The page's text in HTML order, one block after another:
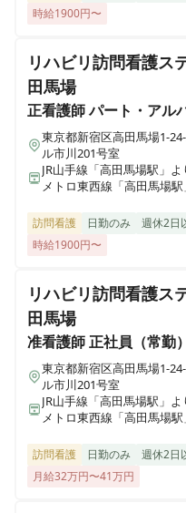
時給1900円〜
リハビリ訪問看護ス
田馬場
正看護師パート・アル
東京都新宿区高田馬場1-
ル市川201号室
JR山手線「高田馬場駅」
メトロ東西線「高田馬場
徒歩9分
訪問看護 日勤のみ 週休2日
時給1900円〜
リハビリ訪問看護ス
田馬場
准看護師正社員（常勤）
東京都新宿区高田馬場1-
ル市川201号室
JR山手線「高田馬場駅」
メトロ東西線「高田馬場
徒歩9分
訪問看護 日勤のみ 週休2日
月給32万円〜41万円